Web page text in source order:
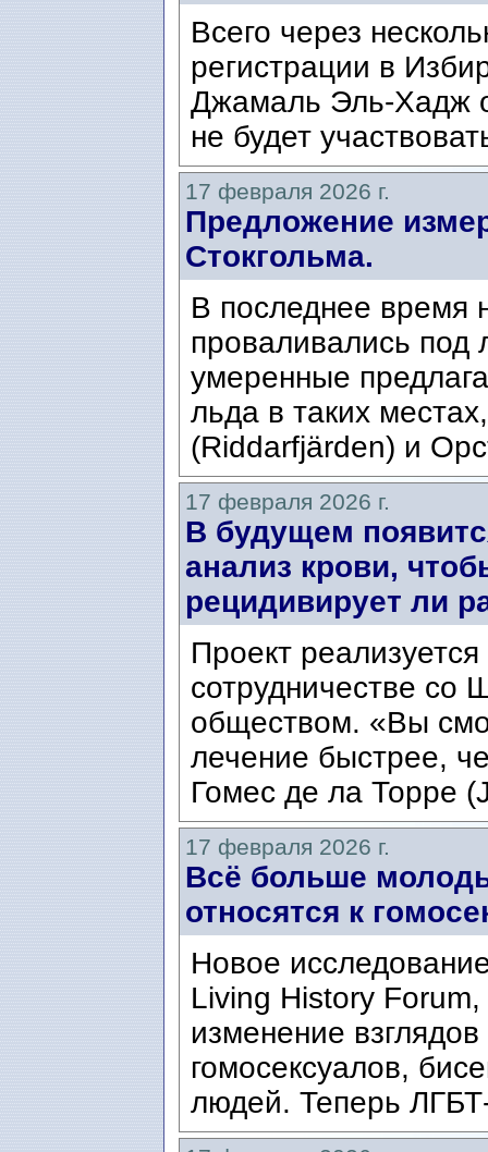
Всего через
регистрации в
Джамаль Эль-Хадж
не будет
17 февраля 2026 г.
Предложение
Стокгольма.
В последнее время
проваливались под
умеренные
льда в таких
(Riddarfjärden) и
17 февраля 2026 г.
В будущем
анализ крови,
рецидивирует ли
Проект
сотрудничестве со
обществом. «Вы
лечение быстрее,
Гомес де ла Торре
17 февраля 2026 г.
Всё больше
относятся к
Новое
Living History
изменение
гомосексуалов,
людей. Теперь